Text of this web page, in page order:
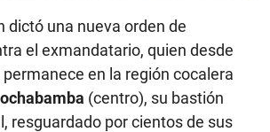
dictó una nueva orden de
el exmandatario, quien desde
en la región cocalera
(centro), su bastión
resguardado por cientos de sus